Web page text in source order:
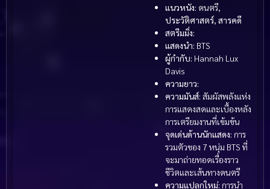
แนวหนัง: ดนตรี,
ประวัติศาสตร์, สารคดี
สตรีมมิ่ง:
แสดงนำ: BTS
ผู้กำกับ: Hannah Lux
Davis
ความยาว:
ความมันส์: สัมผัสพลังแห่ง
การแสดงสดและเบื้องหลัง
การเตรียมงานที่เข้มข้น
จุดเด่นด้านนักแสดง: การ
รวมตัวของ 7 หนุ่ม BTS ที่
จะมาถ่ายทอดเรื่องราว
ชีวิตและเส้นทางดนตรี
ความแปลกใหม่: การนำ